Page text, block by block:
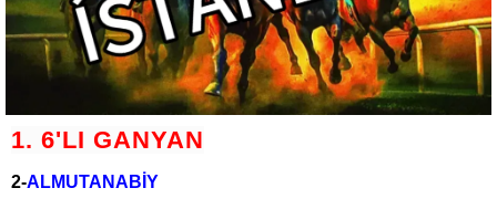
1. 6'LI GANYAN
2-ALMUTANABİY